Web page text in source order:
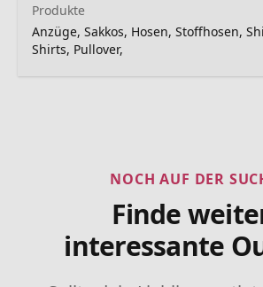
Produkte
Anzüge, Sakkos, Hosen, Stoffhosen,
Shirts, Pullover,
NOCH AUF DER
Finde
interessante